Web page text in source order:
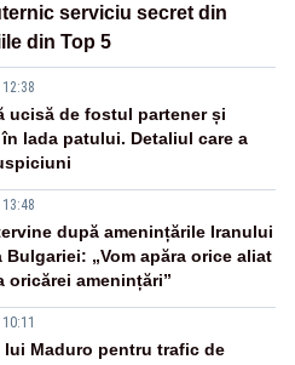
serviciu secret din
din Top 5
ucisă de fostul partener și
lada patului. Detaliul care a
după amenințările Iranului
Bulgariei: „Vom apăra orice aliat
oricărei amenințări”
lui Maduro pentru trafic de